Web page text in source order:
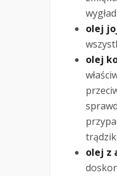
olej
olej
olej z